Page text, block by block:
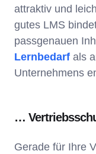
attraktiv und
gutes LMS
passgenauen
Lernbedarf als
Unternehmens
…
Gerade für Ihre